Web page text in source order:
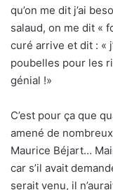
qu’on me dit j’ai
salaud, on me dit «
curé arrive et dit : «
poubelles pour les
génial !»
C’est pour ça que
amené de
Maurice Béjart…
car s’il avait
serait venu, il